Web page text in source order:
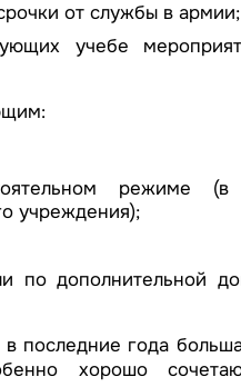
от службы в армии;
учебе
режиме (в
учреждения);
по дополнительной
последние года
хорошо